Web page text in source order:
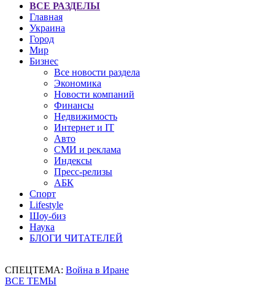
ВСЕ РАЗДЕЛЫ
Главная
Украина
Город
Мир
Бизнес
Все новости раздела
Экономика
Новости компаний
Финансы
Недвижимость
Интернет и IT
Авто
СМИ и реклама
Индексы
Пресс-релизы
АБК
Спорт
Lifestyle
Шоу-биз
Наука
БЛОГИ ЧИТАТЕЛЕЙ
СПЕЦТЕМА: Война в Иране
ВСЕ ТЕМЫ